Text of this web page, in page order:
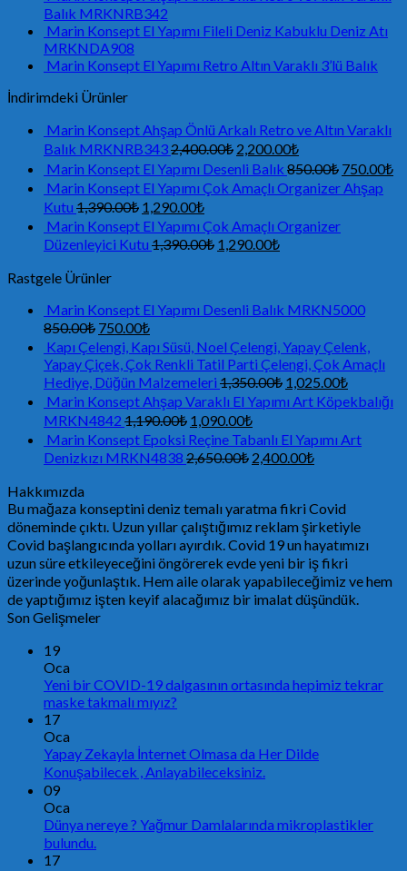
Balık MRKNRB342
Marin Konsept El Yapımı Fileli Deniz Kabuklu Deniz Atı
MRKNDA908
Marin Konsept El Yapımı Retro Altın Varaklı 3’lü Balık
İndirimdeki Ürünler
Marin Konsept Ahşap Önlü Arkalı Retro ve Altın Varaklı
Balık MRKNRB3432,400.00₺ 2,200.00₺
Marin Konsept El Yapımı Desenli Balık 850.00₺ 750.00₺
Marin Konsept El Yapımı Çok Amaçlı Organizer Ahşap
Kutu 1,390.00₺ 1,290.00₺
Marin Konsept El Yapımı Çok Amaçlı Organizer
Düzenleyici Kutu 1,390.00₺ 1,290.00₺
Rastgele Ürünler
Marin Konsept El Yapımı Desenli Balık MRKN5000
850.00₺ 750.00₺
Kapı Çelengi, Kapı Süsü, Noel Çelengi, Yapay Çelenk,
Yapay Çiçek, Çok Renkli Tatil Parti Çelengi, Çok Amaçlı
Hediye, Düğün Malzemeleri 1,350.00₺ 1,025.00₺
Marin Konsept Ahşap Varaklı El Yapımı Art Köpekbalığı
MRKN4842 1,190.00₺ 1,090.00₺
Marin Konsept Epoksi Reçine Tabanlı El Yapımı Art
Denizkızı MRKN4838 2,650.00₺ 2,400.00₺
Hakkımızda
Bu mağaza konseptini deniz temalı yaratma fikri Covid
döneminde çıktı. Uzun yıllar çalıştığımız reklam şirketiyle
Covid başlangıcında yolları ayırdık. Covid 19 un hayatımızı
uzun süre etkileyeceğini öngörerek evde yeni bir iş fikri
üzerinde yoğunlaştık. Hem aile olarak yapabileceğimiz ve hem
de yaptığımız işten keyif alacağımız bir imalat düşündük.
Son Gelişmeler
19
Oca
Yeni bir COVID-19 dalgasının ortasında hepimiz tekrar
maske takmalı mıyız?
17
Oca
Yapay Zekayla İnternet Olmasa da Her Dilde
Konuşabilecek , Anlayabileceksiniz.
09
Oca
Dünya nereye ? Yağmur Damlalarında mikroplastikler
bulundu.
17